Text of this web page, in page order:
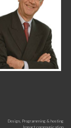
Design, Programming & hosting
Impact communication